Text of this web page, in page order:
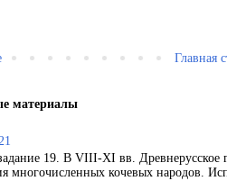
Главная
материалы
19. В VIII-XI вв. Древнерусское
многочисленных кочевых народов.